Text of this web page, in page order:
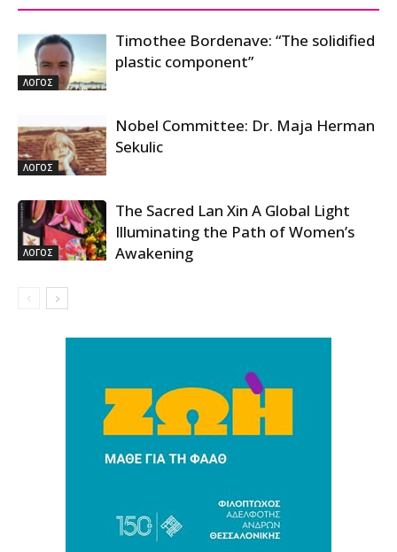
ΛΟΓΟΣ
Timothee Bordenave: “The solidified
plastic component”
ΛΟΓΟΣ
Nobel Committee: Dr. Maja Herman
Sekulic
ΛΟΓΟΣ
The Sacred Lan Xin A Global Light
Illuminating the Path of Women’s
Awakening